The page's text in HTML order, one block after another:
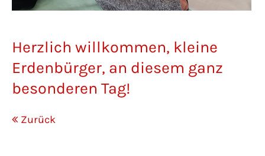
Herzlich willkommen, kleine
Erdenbürger, an diesem ganz
besonderen Tag!
Zurück